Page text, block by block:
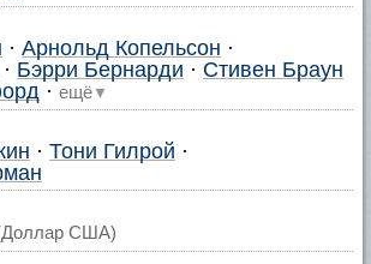
· Арнольд Копельсон ·
· Бэрри Бернарди · Стивен Браун
· ещё ▼
· Тони Гилрой ·
США)